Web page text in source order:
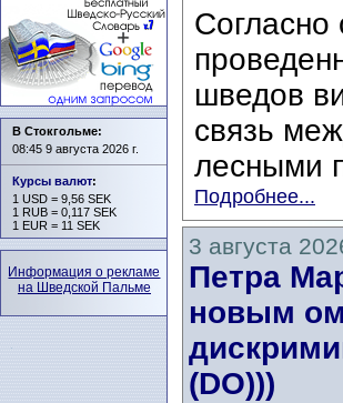
Согласно
шведов
связь
лесными
Подробнее...
3 августа
Петра
новым
(DO)))
В Стокгольме:
08:45 9 августа 2026 г.
Курсы валют:
1 USD = 9,56 SEK
1 RUB = 0,117 SEK
1 EUR = 11 SEK
Информация о рекламе
на Шведской Пальме